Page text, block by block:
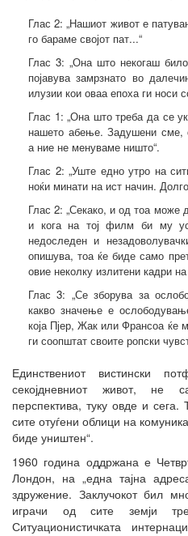
Глас 2: „Нашиот живот е
го бараме својот пат...“
Глас 3: „Она што некогаш
појавува замрзнато во
илузии кои оваа епоха ги носи
Глас 1: „Она што треба да се
нашето абење. Задушени сме,
а ние не менуваме ништо“.
Глас 2: „Уште едно утро на
ноќи минати на ист начин.
Глас 2: „Секако, и од тоа
и кога на тој филм би му
недоследен и
опишува, тоа ќе биде само
овие неколку излитени кадри
Глас 3: „Се зборува за
какво значење е
која Пјер, Жак или Франсоа
ги соопштат своите ропски
Единствениот вистински
секојдневниот живот, не
перспектива, туку овде и
сите отуѓени облици на
биде уништен“.
1960 година оддржана е
Лондон, на „една тајна
здружение. Заклучокот бил
играчи од сите земји
Ситуационистичката